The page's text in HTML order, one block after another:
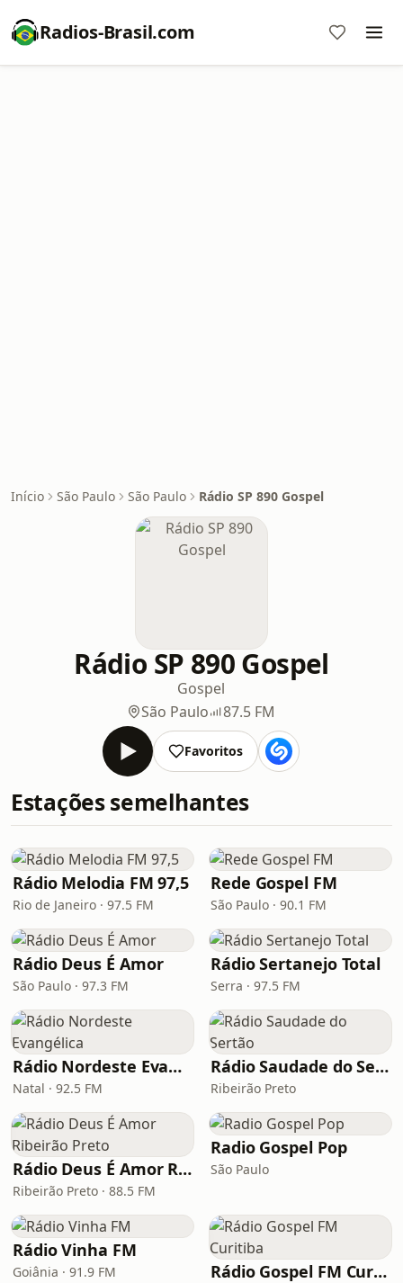
Radios-Brasil.com
Início São Paulo São Paulo Rádio SP 890 Gospel
Rádio SP 890 Gospel
Gospel
São Paulo
87.5 FM
Favoritos
Estações semelhantes
Rádio Melodia FM 97,5
Rio de Janeiro · 97.5 FM
Rede Gospel FM
São Paulo · 90.1 FM
Rádio Deus É Amor
São Paulo · 97.3 FM
Rádio Sertanejo Total
Serra · 97.5 FM
Rádio Nordeste Evangélica
Natal · 92.5 FM
Rádio Saudade do Sertão
Ribeirão Preto
Rádio Deus É Amor Ribeirão Preto
Ribeirão Preto · 88.5 FM
Radio Gospel Pop
São Paulo
Rádio Vinha FM
Goiânia · 91.9 FM Rádio Gospel FM Curitiba